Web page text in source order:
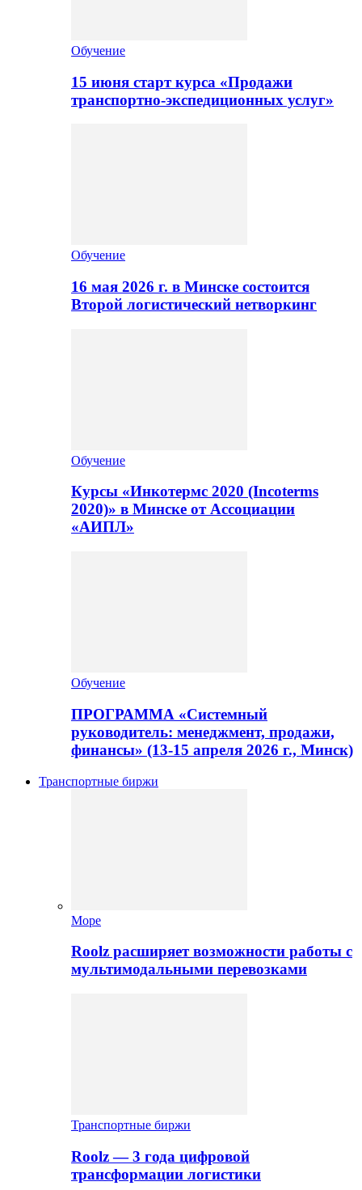
Обучение
15 июня старт курса «Продажи
транспортно-экспедиционных услуг»
Обучение
16 мая 2026 г. в Минске состоится
Второй логистический нетворкинг
Обучение
Курсы «Инкотермс 2020 (Incoterms
2020)» в Минске от Ассоциации
«АИПЛ»
Обучение
ПРОГРАММА «Системный
руководитель: менеджмент, продажи,
финансы» (13-15 апреля 2026 г., Минск)
Транспортные биржи
Море
Roolz расширяет возможности работы с
мультимодальными перевозками
Транспортные биржи
Roolz — 3 года цифровой
трансформации логистики